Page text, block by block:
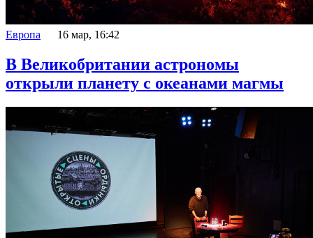
Европа 16 мар, 16:42
В Великобритании астрономы
открыли планету с океанами магмы